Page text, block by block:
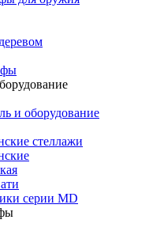
и оборудование
стеллажи
серии MD